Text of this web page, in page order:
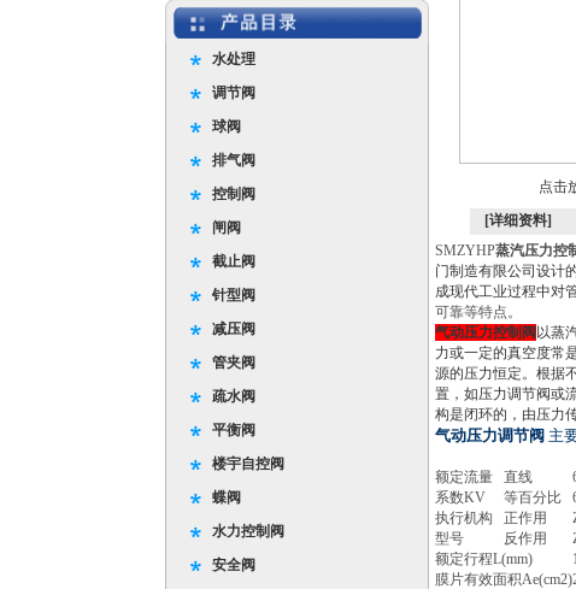
水处理
调节阀
球阀
排气阀
控制阀
闸阀
截止阀
针型阀
减压阀
管夹阀
疏水阀
平衡阀
楼宇自控阀
蝶阀
水力控制阀
安全阀
点击
[详细资料]
SMZYHP蒸汽压力控
门制造有限公司设计
成现代工业过程中对
可靠等特点。
气动压力控制阀 以蒸
力或一定的真空度常
源的压力恒定。根据
置，如压力调节阀或
构是闭环的，由压力
气动压力调节阀 主
额定流量
系数KV
直线
等百分比
执行机构
型号
正作用
反作用
额定行程L(mm)
膜片有效面积Ae(cm2)